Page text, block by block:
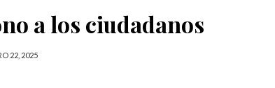
a los ciudadanos
22, 2025